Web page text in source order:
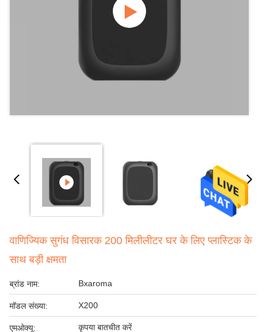
वाणिज्यिक सुगंध विसारक 200 मिलीलीटर घर के लिए प्लास्टिक के
साथ बड़ी क्षमता
ब्रांड नाम: Bxaroma
मॉडल संख्या: X200
एमओक्यू: कृपया बातचीत करें